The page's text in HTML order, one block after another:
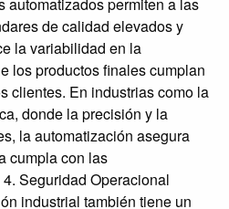
automatizados permiten a las
de calidad elevados y
la variabilidad en la
los productos finales cumplan
clientes. En industrias como la
donde la precisión y la
la automatización asegura
cumpla con las
Seguridad Operacional
industrial también tiene un